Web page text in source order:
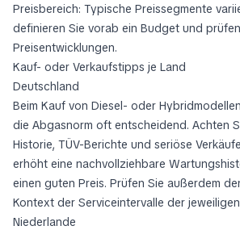
Preisbereich: Typische Preissegmente
definieren Sie vorab ein Budget und
Preisentwicklungen.
Kauf- oder Verkaufstipps je Land
Deutschland
Beim Kauf von Diesel- oder
die Abgasnorm oft entscheidend. Achten
Historie, TÜV-Berichte und seriöse
erhöht eine nachvollziehbare
einen guten Preis. Prüfen Sie außerdem
Kontext der Serviceintervalle der
Niederlande